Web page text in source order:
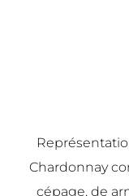
Chardonnay
cépage, de